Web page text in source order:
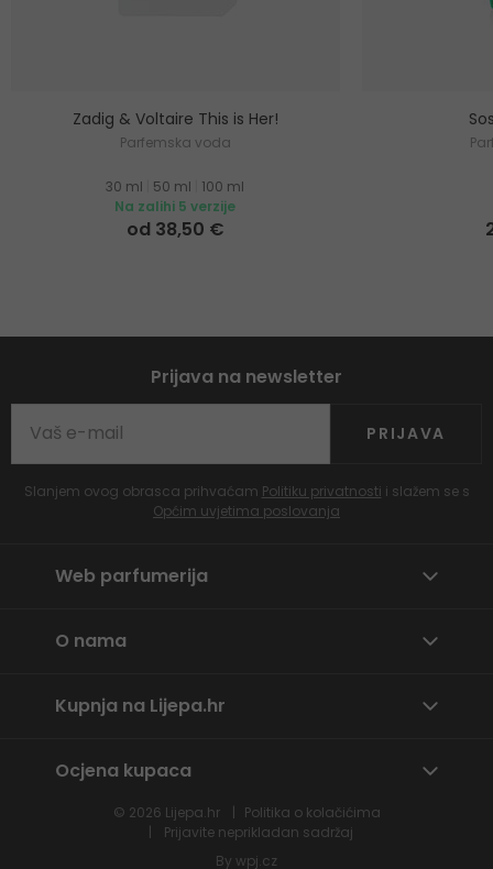
Zadig & Voltaire This is Her!
Parfemska voda
30 ml 50 ml
100 ml
Na zalihi 5 verzije
od 38,50 €
Prijava na newsletter
PRIJAVA
Slanjem ovog obrasca prihvaćam Politiku privatnosti i slažem se s
Općim uvjetima poslovanja
Web parfumerija
O nama
Kupnja na Lijepa.hr
Ocjena kupaca
© 2026 Lijepa.hr
Politika o kolačićima
Prijavite neprikladan sadržaj
By wpj.cz